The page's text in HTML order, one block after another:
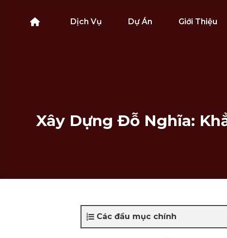
Dịch Vụ Dự Án Giới Thiệu
Xây Dựng Đỗ Nghĩa:
Các đầu mục chính